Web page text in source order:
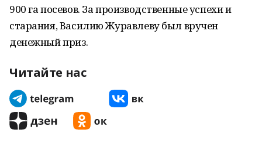
900 га посевов. За производственные успехи и
старания, Василию Журавлеву был вручен
денежный приз.
Читайте нас